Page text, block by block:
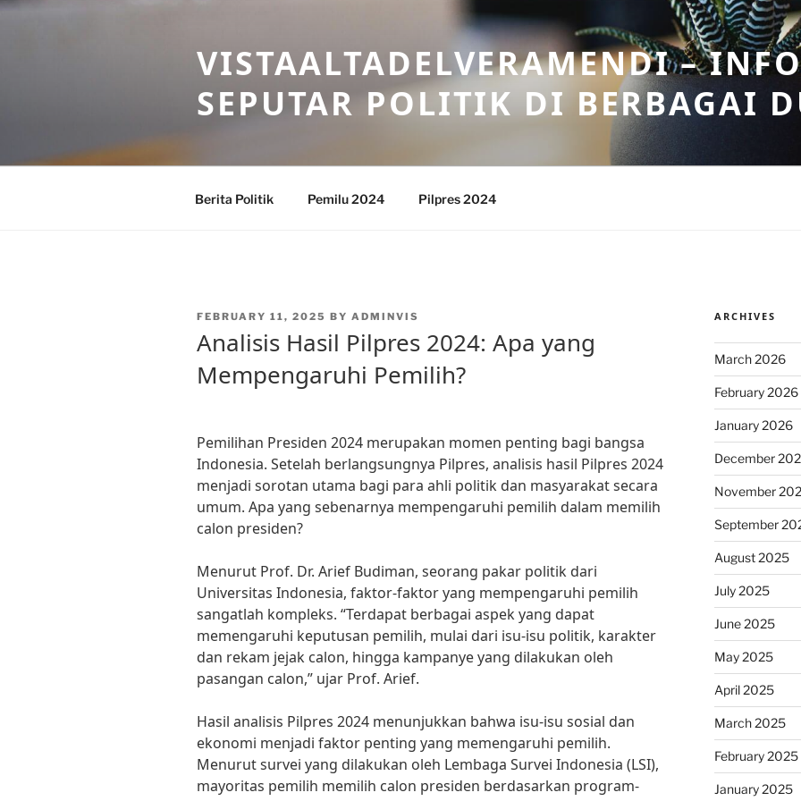
Skip
VISTAALTADELVERAMENDI –
SEPUTAR POLITIK DI BERBAGAI
Berita Politik Pemilu 2024 Pilpres 2024
POSTED
FEBRUARY 11, 2025 BY ADMINVIS
Analisis Hasil Pilpres 2024: Apa yang
Mempengaruhi Pemilih?
Pemilihan Presiden 2024 merupakan momen penting bagi bangsa
Indonesia. Setelah berlangsungnya Pilpres, analisis hasil Pilpres 2024
menjadi sorotan utama bagi para ahli politik dan masyarakat secara
umum. Apa yang sebenarnya mempengaruhi pemilih dalam memilih
calon presiden?
Menurut Prof. Dr. Arief Budiman, seorang pakar politik dari
Universitas Indonesia, faktor-faktor yang mempengaruhi pemilih
sangatlah kompleks. “Terdapat berbagai aspek yang dapat
memengaruhi keputusan pemilih, mulai dari isu-isu politik, karakter
dan rekam jejak calon, hingga kampanye yang dilakukan oleh
pasangan calon,” ujar Prof. Arief.
Hasil analisis Pilpres 2024 menunjukkan bahwa isu-isu sosial dan
ekonomi menjadi faktor penting yang memengaruhi pemilih.
Menurut survei yang dilakukan oleh Lembaga Survei Indonesia (LSI),
mayoritas pemilih memilih calon presiden berdasarkan program-
ARCHIVES
March 2026
February 2026
January 2026
December
November
September
August 2025
July 2025
June 2025
May 2025
April 2025
March 2025
February 2025
January 2025